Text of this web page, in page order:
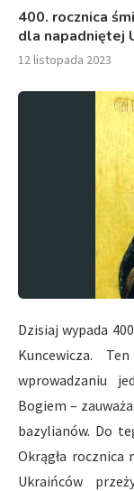
400. rocznica
dla napadniętej
12 listopada 2023
Dzisiaj wypada
Kuncewicza.
wprowadzaniu
Bogiem –
bazylianów. Do
Okrągła rocznica
Ukraińców